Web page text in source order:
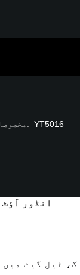
: YT5016
انڈور
ٹیل گیٹ